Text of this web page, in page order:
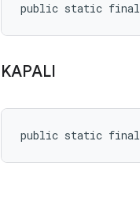
public static final
KAPALI
public static final